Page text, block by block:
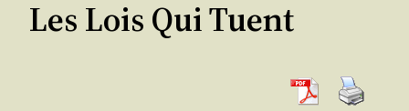
Les Lois Qui Tuent